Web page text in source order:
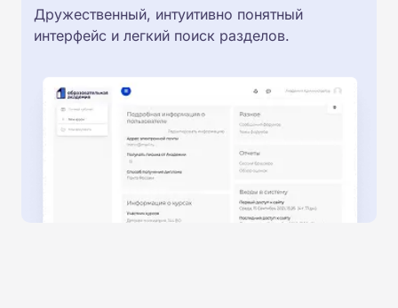
Дружественный, интуитивно понятный
интерфейс и легкий поиск разделов.